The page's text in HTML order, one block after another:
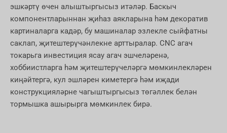
эшкәртү өчен алыштыргысыз итәләр. Баскыч
компонентларыннан җиһаз аякларына һәм декоратив
картиналарга кадәр, бу машиналар эзлекле сыйфатны
саклап, җитештерүчәнлекне арттыралар. CNC агач
токарьга инвестиция ясау агач эшчеләренә,
хоббиистларга һәм җитештерүчеләргә мөмкинлекләрен
киңәйтергә, кул эшләрен киметергә һәм иҗади
конструкцияләрне чагыштыргысыз төгәллек белән
тормышка ашырырга мөмкинлек бирә.